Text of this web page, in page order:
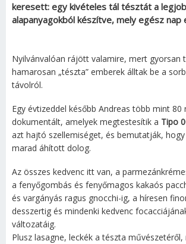
keresett: egy kivételes tál tésztát a
alapanyagokból készítve, mely egész nap
Nyilvánvalóan rájött valamire, mert gyorsan
hamarosan „tészta” emberek álltak be a
távolról.
Egy évtizeddel később Andreas több mint 80
dokumentált, amelyek megtestesítik a Tipo
azt hajtó szellemiséget, és bemutatják,
marad áhított dolog.
Az összes kedvenc itt van, a
a fenyőgombás és fenyőmagos kakaós
és vargányás ragus gnocchi-ig, a híresen
desszertig és mindenki kedvenc
változatáig.
Plusz lasagne, leckék a tészta